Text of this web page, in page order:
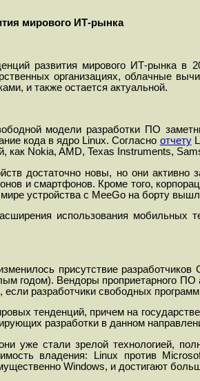
мирового ИТ-рынка
развития мирового ИТ-рынка в
организациях, облачные
и также остается актуальной.
модели разработки ПО
кода в ядро Linux.Согласно отчету
как Nokia, AMD, Texas Instruments,
достаточно новы, но они активно
и смартфонов. Кроме того,
устройства с MeeGo на борту
использования мобильных
присутствие
годом). Вендоры проприетарного ПО
разработчики свободных
тенденций, причем на
разработки в данном
уже стали зрелой технологией,
владения: Linux против
Windows, и достигают